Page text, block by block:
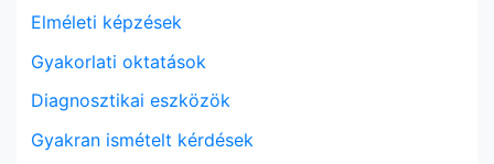
Elméleti képzések
Gyakorlati oktatások
Diagnosztikai eszközök
Gyakran ismételt kérdések